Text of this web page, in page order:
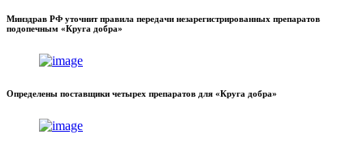
Минздрав РФ уточнит правила передачи незарегистрированных препаратов
подопечным «Круга добра»
Определены поставщики четырех препаратов для «Круга добра»